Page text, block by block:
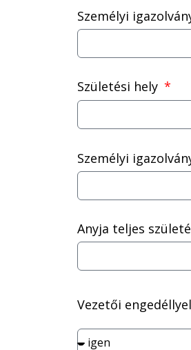
Személyi
Születési hely
Személyi
Anyja teljes
Vezetői